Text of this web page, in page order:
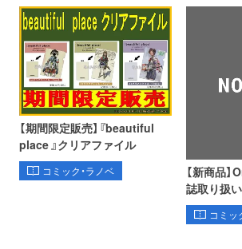
【期間限定販売】『beautiful
place 』クリアファイル
コミック・ラノベ
【新商品
誌取り扱
コミッ